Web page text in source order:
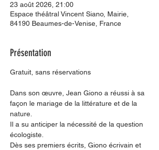
23 août 2026, 21:00
Espace théâtral Vincent Siano, Mairie,
84190 Beaumes-de-Venise, France
Présentation
Gratuit, sans réservations
Dans son œuvre, Jean Giono a réussi à sa
façon le mariage de la littérature et de la
nature.
Il a su anticiper la nécessité de la question
écologiste.
Dès ses premiers écrits, Giono écrivain et